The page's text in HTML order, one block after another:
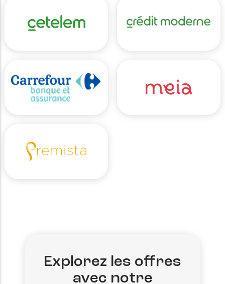
Explorez les offres
avec notre